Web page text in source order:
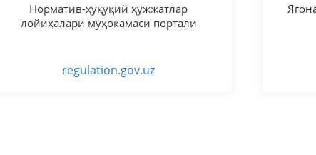
Норматив-ҳуқуқий ҳужжатлар
лойиҳалари муҳокамаси портали
regulation.gov.uz